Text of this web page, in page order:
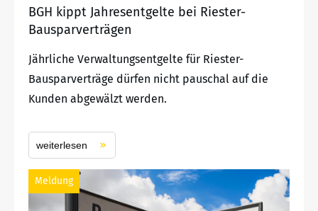
BGH kippt Jahresentgelte bei Riester-
Bausparverträgen
Jährliche Verwaltungsentgelte für Riester-
Bausparverträge dürfen nicht pauschal auf die
Kunden abgewälzt werden.
weiterlesen
Meldung